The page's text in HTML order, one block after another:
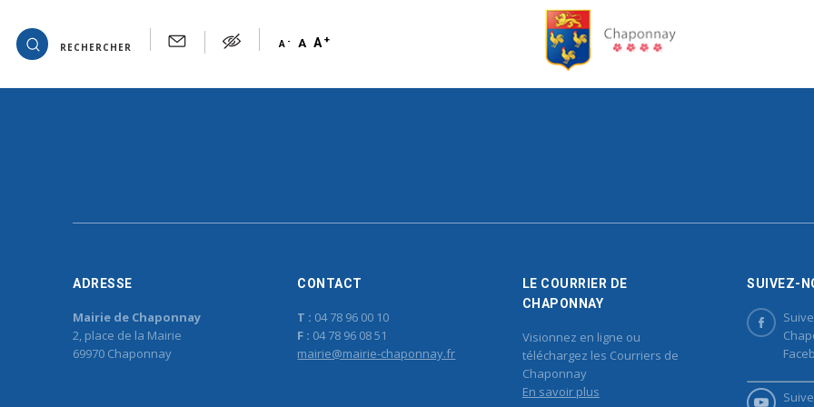
RECHERCHER A - A A+
Désolé, aucun contenu disponible.
ADRESSE
Mairie de Chaponnay
2, place de la Mairie
69970 Chaponnay
CONTACT
T : 04 78 96 00 10
F : 04 78 96 08 51
mairie@mairie-chaponnay.fr
LE COURRIER DE
CHAPONNAY
Visionnez en ligne ou
téléchargez les Courriers de
Chaponnay
En savoir plus
SUIVEZ-